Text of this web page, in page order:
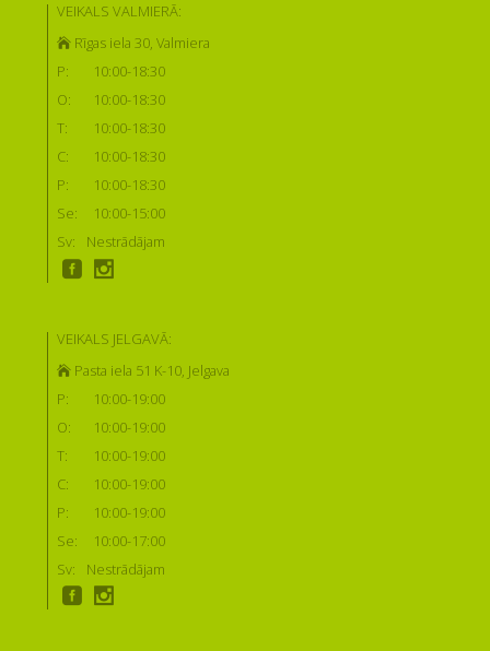
VEIKALS VALMIERĀ:
Rīgas iela 30, Valmiera
P:
10:00-18:30
O:
10:00-18:30
T:
10:00-18:30
C:
10:00-18:30
P:
10:00-18:30
Se:
10:00-15:00
Sv:
Nestrādājam
VEIKALS JELGAVĀ:
Pasta iela 51 K-10, Jelgava
P:
10:00-19:00
O:
10:00-19:00
T:
10:00-19:00
C:
10:00-19:00
P:
10:00-19:00
Se:
10:00-17:00
Sv:
Nestrādājam